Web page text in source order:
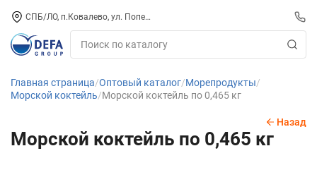
СПБ/ЛО, п.Ковалево, ул. Поперечная, д. 15, СК «ПИРС» («МОРОЗКО»)
Главная страница Оптовый каталог Морепродукты
Морской коктейль Морской коктейль по 0,465 кг
Морской коктейль по 0,465 кг
Назад